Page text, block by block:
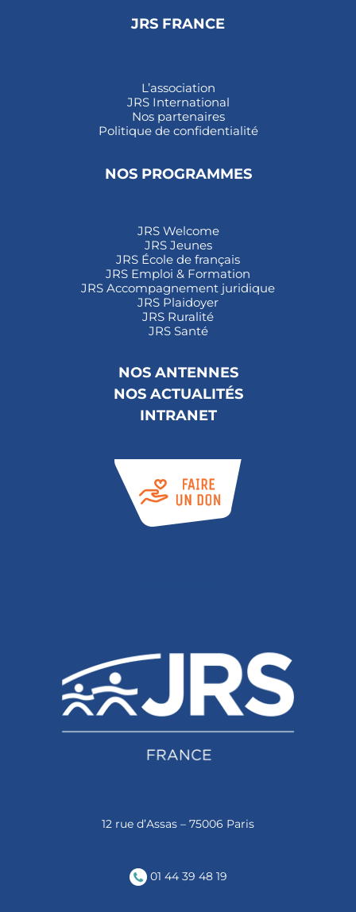
JRS FRANCE
L’association
JRS International
Nos partenaires
Politique de confidentialité
NOS PROGRAMMES
JRS Welcome
JRS Jeunes
JRS École de français
JRS Emploi & Formation
JRS Accompagnement juridique
JRS Plaidoyer
JRS Ruralité
JRS Santé
NOS ANTENNES
NOS ACTUALITÉS
INTRANET
12 rue d’Assas – 75006 Paris
01 44 39 48 19